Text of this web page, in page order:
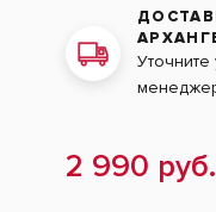
Уточните
2 990 руб.